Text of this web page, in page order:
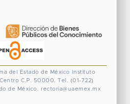
del Estado de México
Instituto
C.P. 50000. Tel. (01-722)
de México. rectoria@uaemex.mx